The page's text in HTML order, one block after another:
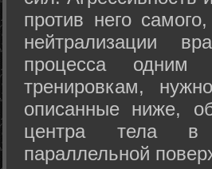
против него
нейтрализации
процесса одним
тренировкам,
описанные ниже,
центра тела в
параллельной